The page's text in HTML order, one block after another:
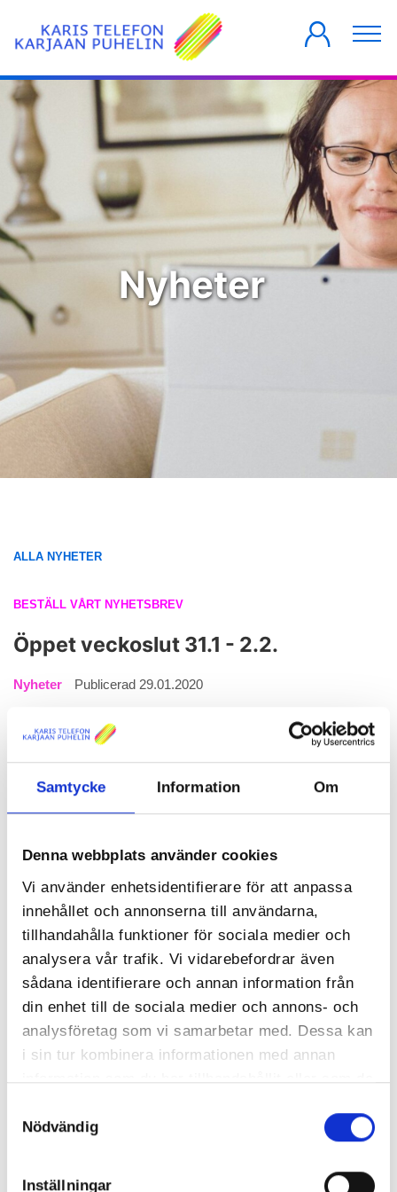
Samtycke Information Om
Denna webbplats använder cookies
Vi använder enhetsidentifierare för att anpassa
innehållet och annonserna till användarna,
tillhandahålla funktioner för sociala medier och
analysera vår trafik. Vi vidarebefordrar även
sådana identifierare och annan information från
din enhet till de sociala medier och annons- och
analysföretag som vi samarbetar med. Dessa kan
i sin tur kombinera informationen med annan
information som du har tillhandahållit eller som de
Nödvändig
Inställningar
FÖRETAG
ALLA NYHETER
BESTÄLL VÅRT NYHETSBREV
Nyheter
Öppet veckoslut 31.1 - 2.2.
Nyheter Publicerad 29.01.2020
måndag 3.2 kl. 8.00 på kanalplatserna 464 (HD) och 460 (SD).
Det bjuds bland annat på på Premier League, NHL-hockey och
NFL Super Bowl LIV. Se veckoslutets livesändningar nedan.
kl 02:05 NHL: Pittsburgh Penguins - Philadelphia Flyers
kl 05:05 NHL: Anaheim Ducks - Tampa Bay Lightning